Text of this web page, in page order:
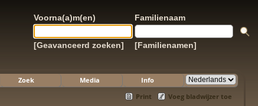
Voorna(a)m(en) Familienaam
[Geavanceerd zoeken] [Familienamen]
Zoek Media
Info
Print
Voeg bladwijzer toe